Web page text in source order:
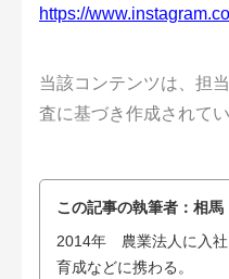
https://
当該コンテンツは、担
査に基づき作成されてい
この記事の執筆者： 相
2014年 農業法人に入社
育成などに携わる。